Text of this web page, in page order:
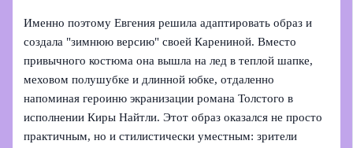
Именно поэтому Евгения решила адаптировать образ и
создала "зимнюю версию" своей Карениной. Вместо
привычного костюма она вышла на лед в теплой шапке,
меховом полушубке и длинной юбке, отдаленно
напоминая героиню экранизации романа Толстого в
исполнении Киры Найтли. Этот образ оказался не просто
практичным, но и стилистически уместным: зрители